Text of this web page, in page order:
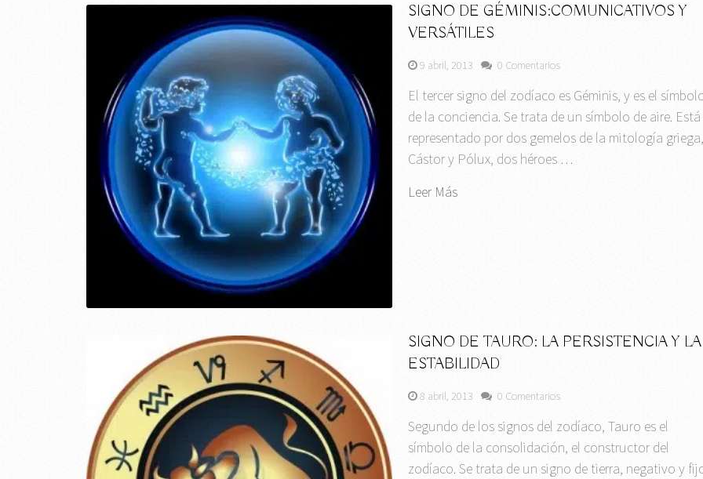
SIGNO DE GÉMINIS:COMUNICATIVOS Y
VERSÁTILES
9 abril, 2013 0 Comentarios
El tercer signo del zodíaco es Géminis, y es el
de la conciencia. Se trata de un símbolo de aire. Está
representado por dos gemelos de la mitología
Cástor y Pólux, dos héroes …
Leer Más
SIGNO DE TAURO: LA PERSISTENCIA Y LA
ESTABILIDAD
8 abril, 2013 0 Comentarios
Segundo de los signos del zodíaco, Tauro es el
símbolo de la consolidación, el constructor del
zodíaco. Se trata de un signo de tierra, negativo y